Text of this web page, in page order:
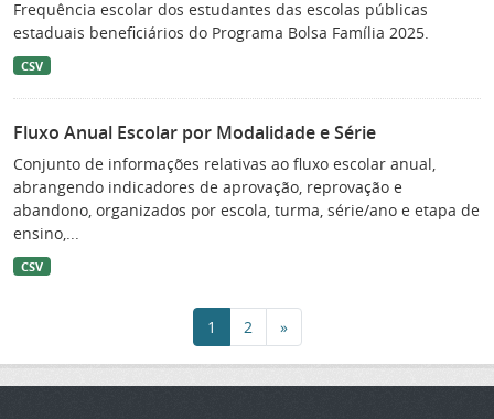
Frequência escolar dos estudantes das escolas públicas
estaduais beneficiários do Programa Bolsa Família 2025.
CSV
Fluxo Anual Escolar por Modalidade e Série
Conjunto de informações relativas ao fluxo escolar anual,
abrangendo indicadores de aprovação, reprovação e
abandono, organizados por escola, turma, série/ano e etapa de
ensino,...
CSV
1 2 »